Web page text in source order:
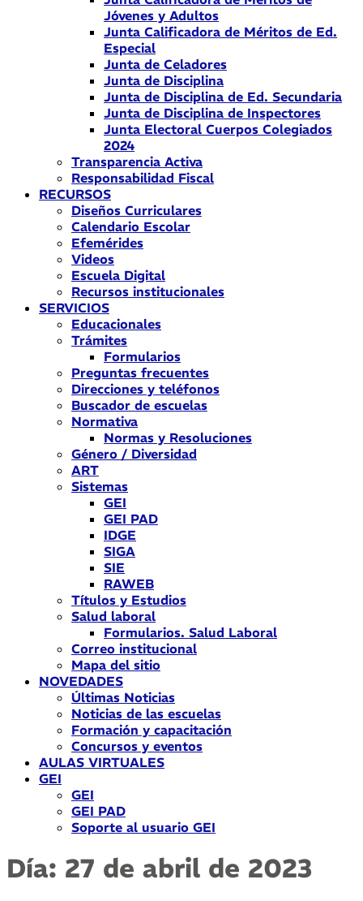
Jóvenes y Adultos
Junta Calificadora de Méritos de Ed.
Especial
Junta de Celadores
Junta de Disciplina
Junta de Disciplina de Ed. Secundaria
Junta de Disciplina de Inspectores
Junta Electoral Cuerpos Colegiados
2024
Transparencia Activa
Responsabilidad Fiscal
RECURSOS
Diseños Curriculares
Calendario Escolar
Efemérides
Videos
Escuela Digital
Recursos institucionales
SERVICIOS
Educacionales
Trámites
Formularios
Preguntas frecuentes
Direcciones y teléfonos
Buscador de escuelas
Normativa
Normas y Resoluciones
Género / Diversidad
ART
Sistemas
GEI
GEI PAD
IDGE
SIGA
SIE
RAWEB
Títulos y Estudios
Salud laboral
Formularios. Salud Laboral
Correo institucional
Mapa del sitio
NOVEDADES
Últimas Noticias
Noticias de las escuelas
Formación y capacitación
Concursos y eventos
AULAS VIRTUALES
GEI
GEI
GEI PAD
Soporte al usuario GEI
Día: 27 de abril de 2023